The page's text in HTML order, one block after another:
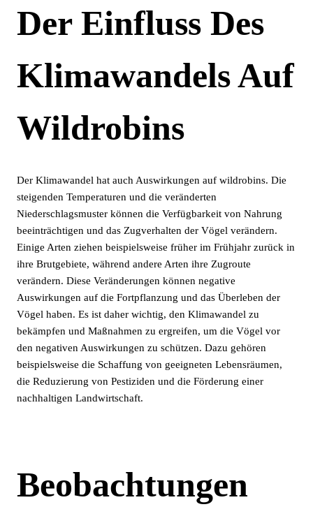
Der Einfluss Des
Klimawandels Auf
Wildrobins
Der Klimawandel hat auch Auswirkungen auf wildrobins. Die
steigenden Temperaturen und die veränderten
Niederschlagsmuster können die Verfügbarkeit von Nahrung
beeinträchtigen und das Zugverhalten der Vögel verändern.
Einige Arten ziehen beispielsweise früher im Frühjahr zurück in
ihre Brutgebiete, während andere Arten ihre Zugroute
verändern. Diese Veränderungen können negative
Auswirkungen auf die Fortpflanzung und das Überleben der
Vögel haben. Es ist daher wichtig, den Klimawandel zu
bekämpfen und Maßnahmen zu ergreifen, um die Vögel vor
den negativen Auswirkungen zu schützen. Dazu gehören
beispielsweise die Schaffung von geeigneten Lebensräumen,
die Reduzierung von Pestiziden und die Förderung einer
nachhaltigen Landwirtschaft.
Beobachtungen